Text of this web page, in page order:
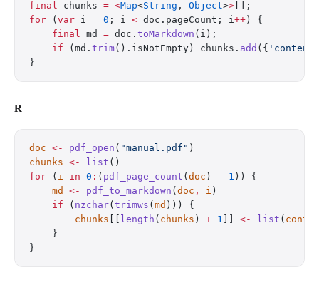
final chunks = <Map<String , Object>> [];
for ( var i = 0 ; i < doc.pageCount; i++ ) {
    final
md = doc. toMarkdown (i);
    if
(md. trim().isNotEmpty) chunks. add ({ 'content'
}
R
doc <- pdf_open ( "manual.pdf" )
chunks <- list ()
for ( i in 0 : ( pdf_page_count ( doc ) - 1 )) {
    md
<- pdf_to_markdown ( doc , i )
    if
( nzchar( trimws ( md ))) {
        chunks
length ( chunks ) + 1 <- list (
    }
}